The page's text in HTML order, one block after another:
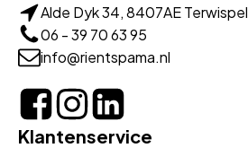
Alde Dyk 34, 8407AE Terwispel
06 - 39 70 63 95
info@rientspama.nl
Klantenservice